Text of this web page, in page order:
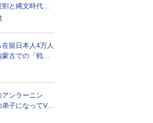
と縄文時代と
在留日本人4万人
古での「戦
ンラーニン
子になってV字